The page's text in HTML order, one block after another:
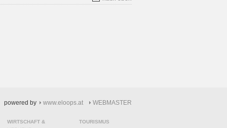
powered by www.eloops.at WEBMASTER
WIRTSCHAFT &
TOURISMUS